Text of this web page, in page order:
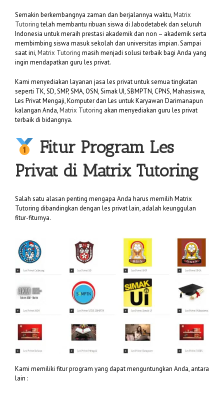
Semakin berkembangnya zaman dan berjalannya waktu,Matrix
Tutoringtelah membantu ribuan siswa di Jabodetabek dan seluruh
Indonesia untuk meraih prestasi akademik dan non – akademik serta
membimbing siswa masuk sekolah dan universitas impian. Sampai
saat ini,Matrix Tutoring masih menjadi solusi terbaik bagi Anda yang
ingin mendapatkan guru les privat.
Kami menyediakan layanan jasa les privat untuk semua tingkatan
seperti TK, SD, SMP, SMA, OSN, Simak UI, SBMPTN, CPNS, Mahasiswa,
Les Privat Mengaji, Komputer dan Les untuk Karyawan Darimanapun
kalangan Anda,Matrix Tutoring akan menyediakan guru les privat
terbaik di bidangnya.
Fitur Program Les
Privat di Matrix Tutoring
Salah satu alasan penting mengapa Anda harus memilih Matrix
Tutoring dibandingkan dengan les privat lain, adalah keunggulan
fitur-fiturnya.
Kami memiliki fitur program yang dapat menguntungkan Anda, antara
lain :